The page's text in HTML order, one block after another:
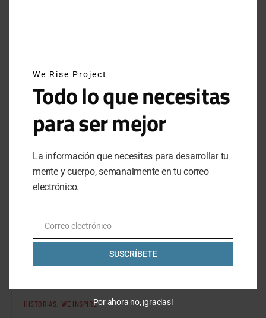
EL PODER DE LA PERSISTENCIA: LUIS KNAPP
Una conversación con Luis Knapp, un hombre que
perseverancia y disciplina.
NO COMMENTS
HISTORIAS WE INSPIRE
We Rise Project
Todo lo que necesitas
para ser mejor
La información que necesitas para desarrollar tu
mente y cuerpo, semanalmente en tu correo
electrónico.
EmailCorreo electrónico
SUSCRÍBETE
Por ahora no, ¡gracias!